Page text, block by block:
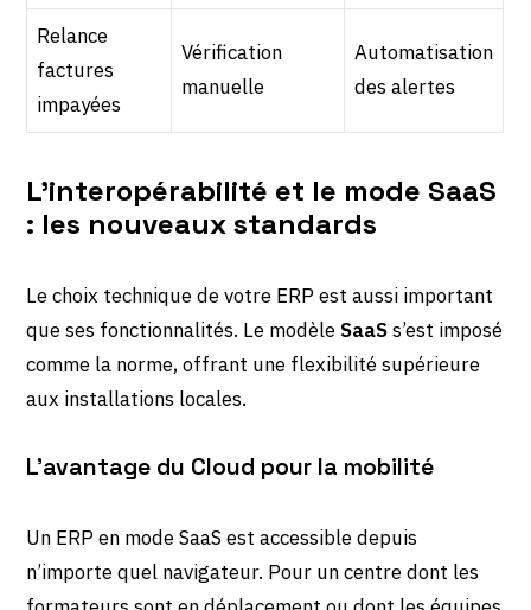
Relance
factures
impayées
Vérification
manuelle
Automatisation
des alertes
L’interopérabilité et le mode SaaS
: les nouveaux standards
Le choix technique de votre ERP est aussi important
que ses fonctionnalités. Le modèleSaaSs’est imposé
comme la norme, offrant une flexibilité supérieure
aux installations locales.
L’avantage du Cloud pour la mobilité
Un ERP en mode SaaS est accessible depuis
n’importe quel navigateur. Pour un centre dont les